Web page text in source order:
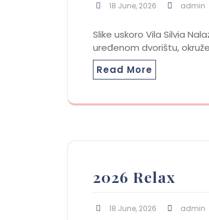
18 June, 2026 admin
Slike uskoro Vila Silvia
uređenom dvorištu,
Read More
2026 Relax
18 June, 2026 admin